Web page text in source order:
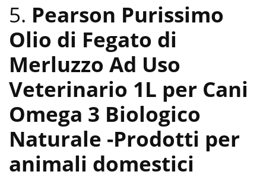
5. Pearson Purissimo
Olio di Fegato di
Merluzzo Ad Uso
Veterinario 1L per Cani
Omega 3 Biologico
Naturale -Prodotti per
animali domestici